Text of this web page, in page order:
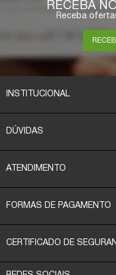
RECEBA
Receba
INSTITUCIONAL
DÚVIDAS
ATENDIMENTO
FORMAS DE PAGAMENTO
CERTIFICADO DE